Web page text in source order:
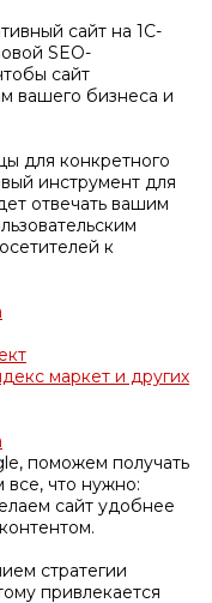
сайт на 1С-
SEO-
сайт
вашего бизнеса и
для конкретного
инструмент для
отвечать вашим
к
маркет и других
поможем получать
все, что нужно:
сайт удобнее
стратегии
привлекается